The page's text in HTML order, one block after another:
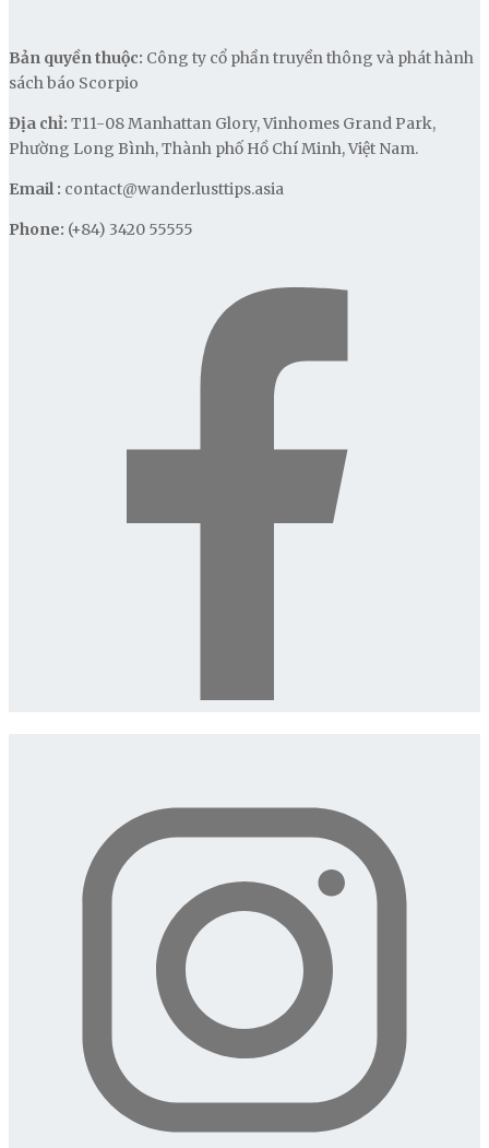
Bản quyền thuộc: Công ty cổ phần truyền thông và phát hành
sách báo Scorpio
Địa chỉ: T11-08 Manhattan Glory, Vinhomes Grand Park,
Phường Long Bình, Thành phố Hồ Chí Minh, Việt Nam.
Email : contact@wanderlusttips.asia
Phone: (+84) 3420 55555